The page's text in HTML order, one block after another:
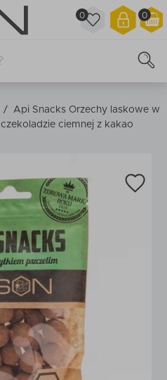
0
0
/ Api Snacks Orzechy laskowe w
czekoladzie ciemnej z kakao